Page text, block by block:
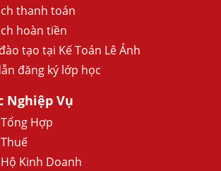
thanh toán
hoàn tiền
tạo tại Kế Toán Lê Ánh
đăng ký lớp học
Nghiệp Vụ
Hợp
Kinh Doanh